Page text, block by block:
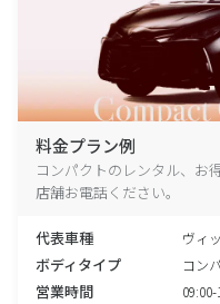
料金プラン例
コンパクトのレンタル、お
店舗お電話ください。
代表車種 ヴィ
ボディタイプ コン
営業時間